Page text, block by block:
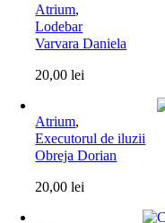
Atrium,
Lodebar
Varvara Daniela
20,00lei
Atrium,
Executorul de iluzii
Obreja Dorian
20,00lei